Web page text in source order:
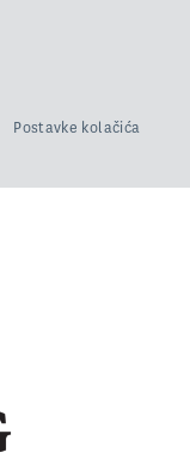
Postavke kolačića